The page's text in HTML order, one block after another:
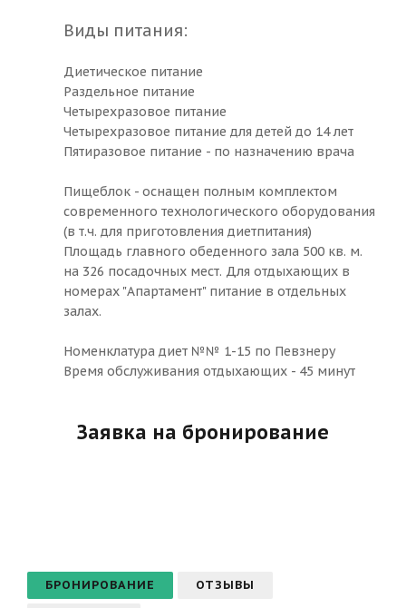
Виды питания:
Диетическое питание
Раздельное питание
Четырехразовое питание
Четырехразовое питание для детей до 14 лет
Пятиразовое питание - по назначению врача
Пищеблок - оснащен полным комплектом
современного технологического оборудования
(в т.ч. для приготовления диетпитания)
Площадь главного обеденного зала 500 кв. м.
на 326 посадочных мест. Для отдыхающих в
номерах "Апартамент" питание в отдельных
залах.
Номенклатура диет №№ 1-15 по Певзнеру
Время обслуживания отдыхающих - 45 минут
Заявка на бронирование
БРОНИРОВАНИЕ ОТЗЫВЫ